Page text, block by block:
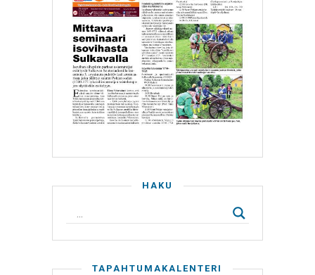
HAKU
TAPAHTUMAKALENTERI